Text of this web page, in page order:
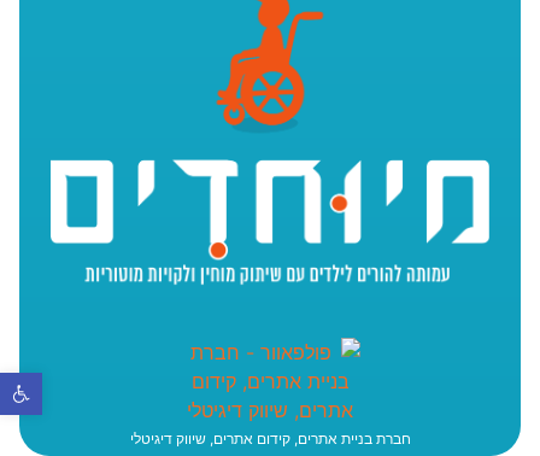
פתח
חברת בניית אתרים, קידום אתרים, שיווק דיגיטלי